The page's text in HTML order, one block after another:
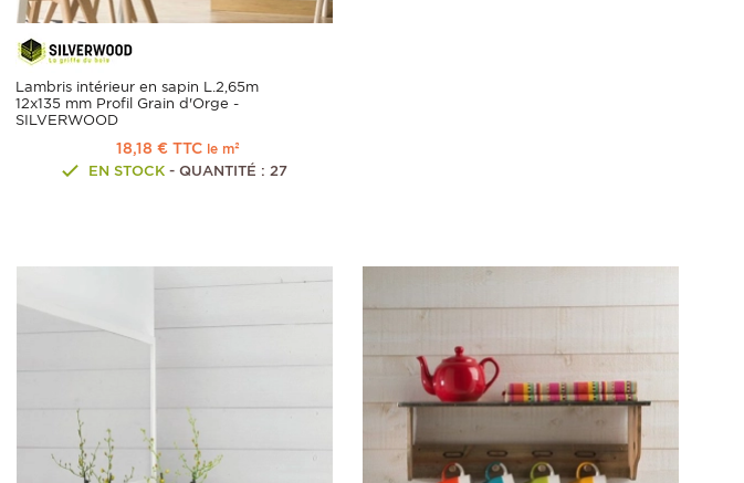
Lambris intérieur en sapin L.2,65m
12x135 mm Profil Grain d'Orge -
SILVERWOOD
18,18 € TTC le m²
EN STOCK- QUANTITÉ : 27